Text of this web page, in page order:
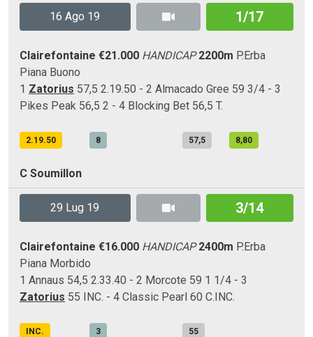
16 Ago 19 1/17
Clairefontaine €21.000 HANDICAP 2200m P.Erba
Piana Buono
1 Zatorius 57,5 2.19.50 - 2 Almacado Gree 59 3/4 - 3
Pikes Peak 56,5 2 - 4 Blocking Bet 56,5 T.
2.19.50 8 57,5 8,80
C Soumillon
29 Lug 19 3/14
Clairefontaine €16.000 HANDICAP 2400m P.Erba
Piana Morbido
1 Annaus 54,5 2.33.40 - 2 Morcote 59 1 1/4 - 3
Zatorius 55 INC. - 4 Classic Pearl 60 C.INC.
INC. 3 55